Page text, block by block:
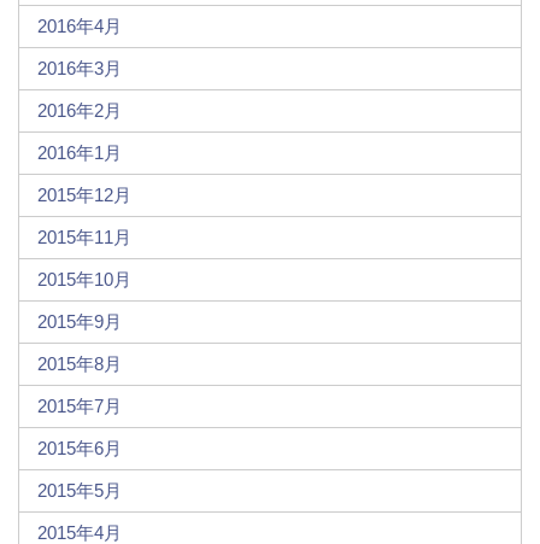
2016年4月
2016年3月
2016年2月
2016年1月
2015年12月
2015年11月
2015年10月
2015年9月
2015年8月
2015年7月
2015年6月
2015年5月
2015年4月